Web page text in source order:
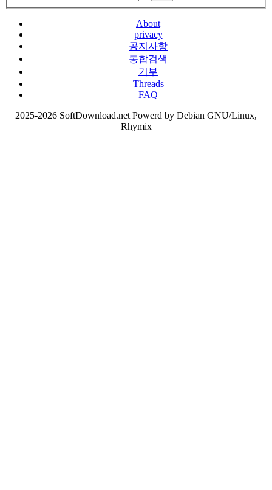
About
privacy
공지사항
통합검색
기부
Threads
FAQ
2025-2026 SoftDownload.net Powerd by Debian GNU/Linux,
Rhymix